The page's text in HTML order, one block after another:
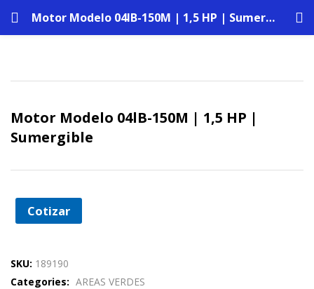
Motor Modelo 04lB-150M | 1,5 HP | Sumergible
Motor Modelo 04lB-150M | 1,5 HP |
Sumergible
Cotizar
SKU: 189190
Categories: AREAS VERDES